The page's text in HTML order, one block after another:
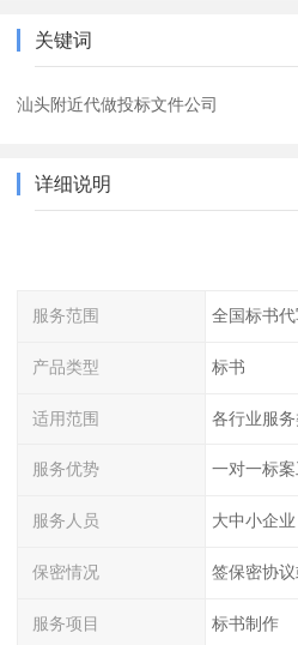
关键词
汕头附近代做投标文件公司
详细说明
服务范围 全国标书
产品类型 标书
适用范围 各行业服
服务优势 一对一标
服务人员 大中小企业
保密情况 签保密协
服务项目 标书制作